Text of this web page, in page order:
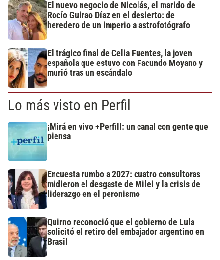
El nuevo negocio de Nicolás, el marido de
Rocío Guirao Díaz en el desierto: de
heredero de un imperio a astrofotógrafo
El trágico final de Celia Fuentes, la joven
española que estuvo con Facundo Moyano y
murió tras un escándalo
Lo más visto en Perfil
¡Mirá en vivo +Perfil!: un canal con gente que
piensa
Encuesta rumbo a 2027: cuatro consultoras
midieron el desgaste de Milei y la crisis de
liderazgo en el peronismo
Quirno reconoció que el gobierno de Lula
solicitó el retiro del embajador argentino en
Brasil